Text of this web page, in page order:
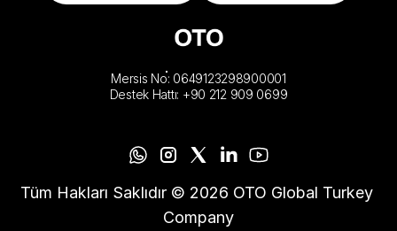
Mersis No: 0649123298900001
Destek Hattı: +90 212 909 0699
Tüm Hakları Saklıdır © 2026 OTO Global Turkey
Company